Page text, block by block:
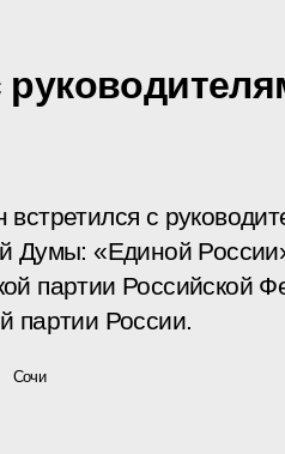
с
Думы: «Единой
партии Российской
партии России.
Сочи